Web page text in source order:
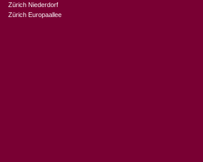
Zürich Niederdorf
Zürich Europaallee